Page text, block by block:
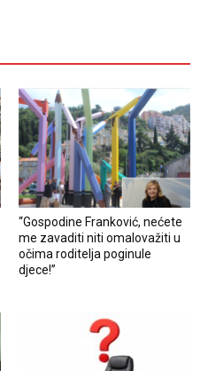
“Gospodine Franković, nećete
me zavaditi niti omalovažiti u
očima roditelja poginule
djece!”